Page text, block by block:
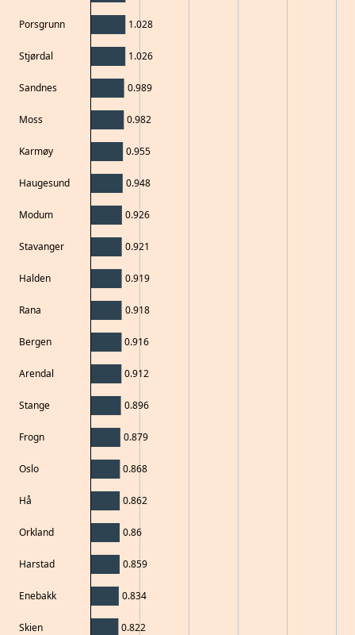
Porsgrunn
Stjørdal
Sandnes
Moss
Karmøy
Haugesund
Modum
Stavanger
Halden
Rana
Bergen
Arendal
Stange
Frogn
Oslo
Hå
Orkland
Harstad
Enebakk
Skien
1.028
1.026
0.989
0.982
0.955
0.948
0.926
0.921
0.919
0.918
0.916
0.912
0.896
0.879
0.868
0.862
0.86
0.859
0.834
0.822